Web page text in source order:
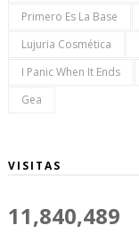
Primero Es La Base
Lujuria Cosmética
I Panic When It Ends
Gea
VISITAS
11,840,489